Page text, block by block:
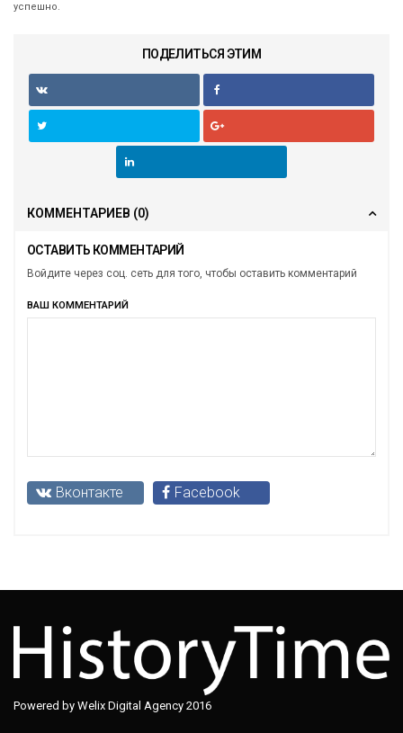
успешно.
ПОДЕЛИТЬСЯ ЭТИМ
КОММЕНТАРИЕВ (0)
ОСТАВИТЬ КОММЕНТАРИЙ
Войдите через соц. сеть для того, чтобы оставить комментарий
ВАШ КОММЕНТАРИЙ
Вконтакте Facebook
Powered by Welix Digital Agency 2016